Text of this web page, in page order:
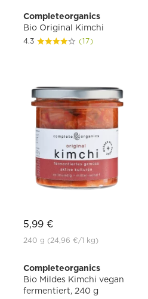
Completeorganics
Bio Original Kimchi
4.3 (17)
5,99 €
240 g (24,96 €/1 kg)
Completeorganics
Bio Mildes Kimchi vegan
fermentiert, 240 g